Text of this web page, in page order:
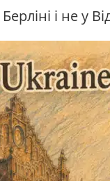
і не у